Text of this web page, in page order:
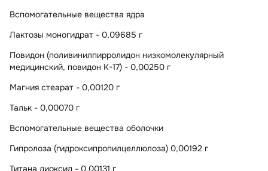
Вспомогательные вещества ядра
Лактозы моногидрат - 0,09685 г
Повидон (поливинилпирролидон низкомолекулярный
медицинский, повидон К-17) - 0,00250 г
Магния стеарат - 0,00120 г
Тальк - 0,00070 г
Вспомогательные вещества оболочки
Гипролоза (гидроксипропилцеллюлоза) 0,00192 г
Титана диоксид - 0,00131 г